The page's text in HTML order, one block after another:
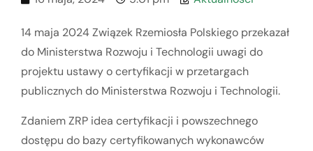
14 maja 2024 Związek Rzemiosła Polskiego przekazał
do Ministerstwa Rozwoju i Technologii uwagi do
projektu ustawy o certyfikacji w przetargach
publicznych do Ministerstwa Rozwoju i Technologii.
Zdaniem ZRP idea certyfikacji i powszechnego
dostępu do bazy certyfikowanych wykonawców